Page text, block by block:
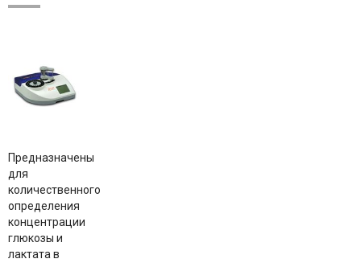
Предназначены
для
количественного
определения
концентрации
глюкозы и
лактата в